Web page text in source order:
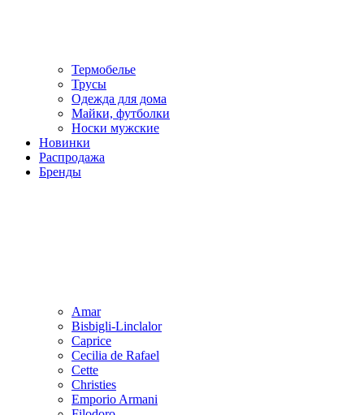
Термобелье
Трусы
Одежда для дома
Майки, футболки
Носки мужские
Новинки
Распродажа
Бренды
Amar
Bisbigli-Linclalor
Caprice
Cecilia de Rafael
Cette
Christies
Emporio Armani